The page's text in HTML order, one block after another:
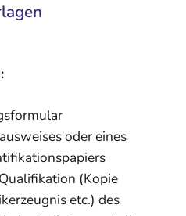
oder eines
(Kopie
etc.) des